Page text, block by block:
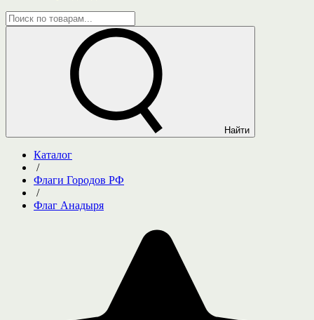
Найти
Каталог
/
Флаги Городов РФ
/
Флаг Анадыря